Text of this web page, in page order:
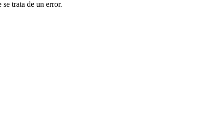
trata de un error.